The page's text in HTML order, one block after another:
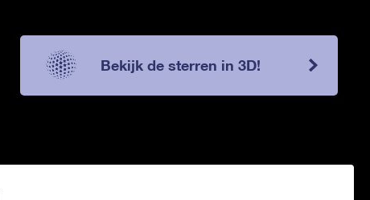
Bekijk de sterren in 3D!